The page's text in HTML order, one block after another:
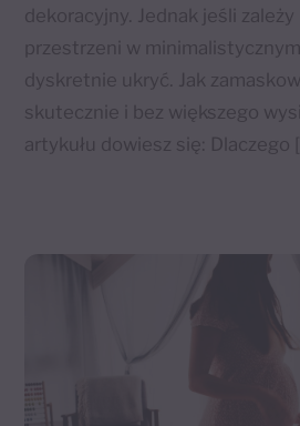
dekoracyjny. Jednak jeśli zależy
przestrzeni w
dyskretnie ukryć. Jak
skutecznie i bez większego
artykułu dowiesz się: Dlaczego